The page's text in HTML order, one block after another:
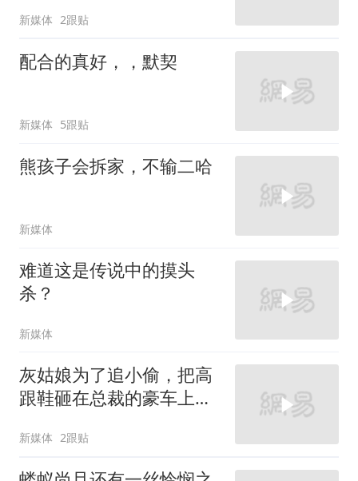
新媒体 2跟贴
配合的真好，，默契
新媒体 5跟贴
熊孩子会拆家，不输二哈
新媒体
难道这是传说中的摸头
杀？
新媒体
灰姑娘为了追小偷，把高
跟鞋砸在总裁的豪车上，
新媒体 2跟贴